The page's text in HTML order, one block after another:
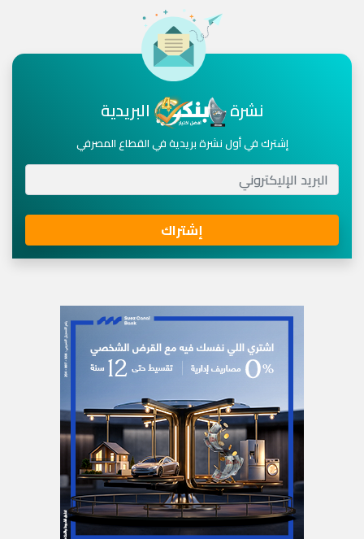
نشرة البريدية
إشترك في أول نشرة بريدية في القطاع المصرفي